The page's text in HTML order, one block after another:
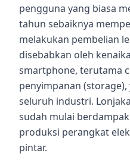
pengguna yang biasa
tahun sebaiknya
melakukan pembelian
disebabkan oleh
smartphone, terutama
penyimpanan
seluruh industri.
sudah mulai
produksi perangkat
pintar.